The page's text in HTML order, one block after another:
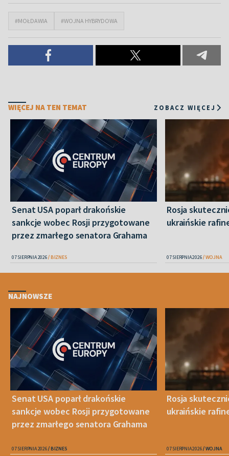
#MOŁDAWIA #WOJNA HYBRYDOWA
WIĘCEJ NA TEN TEMAT ZOBACZ WIĘCEJ
Senat USA poparł drakońskie
sankcje wobec Rosji przygotowane
przez zmarłego senatora Grahama
07 SIERPNIA 2026 BIZNES
Rosja
ukraińskie
07 SIERPNIA 2026 WOJNA
NAJNOWSZE
Senat USA poparł drakońskie
sankcje wobec Rosji przygotowane
przez zmarłego senatora Grahama
07 SIERPNIA 2026 BIZNES
Rosja
ukraińskie
07 SIERPNIA 2026 WOJNA